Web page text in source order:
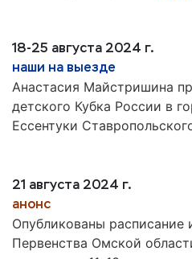
18-25 августа 2024 г.
наши на выезде
Анастасия Майстришина
детского Кубка России в
Ессентуки
21 августа 2024 г.
анонс
Опубликованы расписание
Первенства Омской